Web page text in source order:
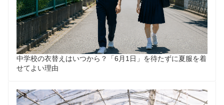
中学校の衣替えはいつから？「6月1日」を待たずに夏服を着
せてよい理由